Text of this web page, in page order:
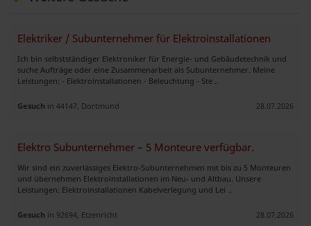
Elektriker / Subunternehmer für Elektroinstallationen
Ich bin selbstständiger Elektroniker für Energie- und Gebäudetechnik und
suche Aufträge oder eine Zusammenarbeit als Subunternehmer. Meine
Leistungen: - Elektroinstallationen - Beleuchtung - Ste ..
Gesuch in 44147, Dortmund 28.07.2026
Elektro Subunternehmer – 5 Monteure verfügbar.
Wir sind ein zuverlässiges Elektro-Subunternehmen mit bis zu 5 Monteuren
und übernehmen Elektroinstallationen im Neu- und Altbau. Unsere
Leistungen: Elektroinstallationen Kabelverlegung und Lei ..
Gesuch in 92694, Etzenricht 28.07.2026